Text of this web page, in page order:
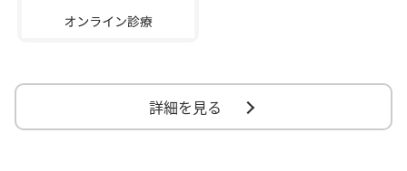
詳細を見る